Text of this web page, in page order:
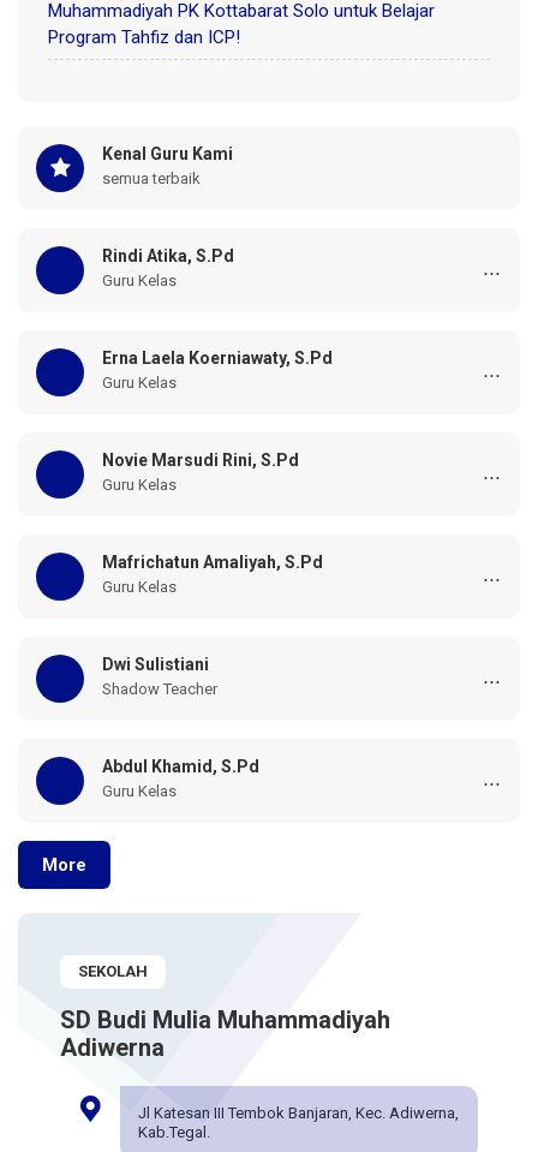
Muhammadiyah PK Kottabarat Solo untuk Belajar
Program Tahfiz dan ICP!
Kenal Guru Kami
semua terbaik
Rindi Atika, S.Pd
Guru Kelas
...
Erna Laela Koerniawaty, S.Pd
Guru Kelas
...
Novie Marsudi Rini, S.Pd
Guru Kelas
...
Mafrichatun Amaliyah, S.Pd
Guru Kelas
...
Dwi Sulistiani
Shadow Teacher
...
Abdul Khamid, S.Pd
Guru Kelas
...
More
SEKOLAH
SD Budi Mulia Muhammadiyah
Adiwerna
Jl Katesan III Tembok Banjaran, Kec. Adiwerna,
Kab.Tegal.